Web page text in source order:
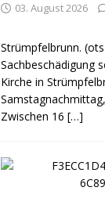
03. August 2026
Strümpfelbrunn.
Sachbeschädigung
Kirche in
Zwischen 16 […]